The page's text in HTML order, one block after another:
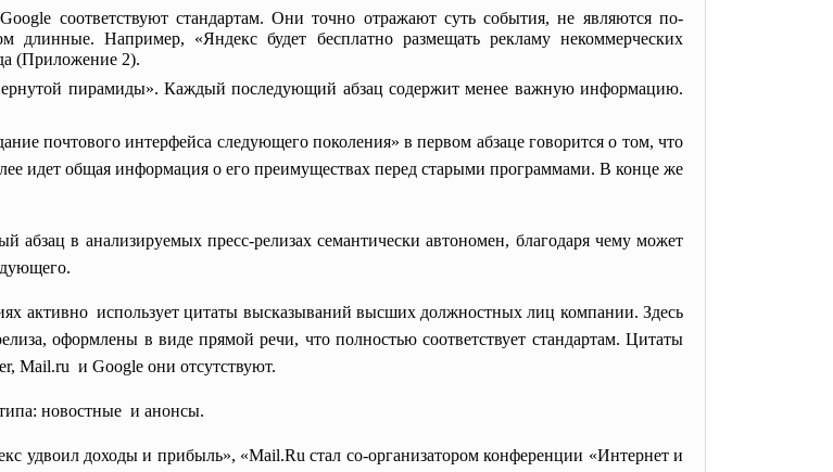
соответствуют стандартам. Они точно отражают суть события, не являются по-
Например, «Яндекс будет бесплатно размещать рекламу некоммерческих
(Приложение 2).
пирамиды». Каждый последующий абзац содержит менее важную информацию.
почтового интерфейса следующего поколения» в первом абзаце говорится о том, что
идет общая информация о его преимуществах перед старыми программами. В конце же
абзац в анализируемых пресс-релизах семантически автономен, благодаря чему может
активно использует цитаты высказываний высших должностных лиц компании. Здесь
оформлены в виде прямой речи, что полностью соответствует стандартам. Цитаты
Mail.ru и Google они отсутствуют.
новостные и анонсы.
удвоил доходы и прибыль», «Mail.Ru стал со-организатором конференции «Интернет и